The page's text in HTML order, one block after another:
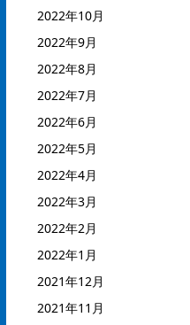
2022年10月
2022年9月
2022年8月
2022年7月
2022年6月
2022年5月
2022年4月
2022年3月
2022年2月
2022年1月
2021年12月
2021年11月